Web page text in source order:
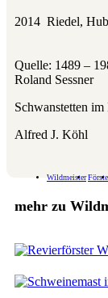
2014 Riedel,
Quelle: 1489 –
Roland Sessner
Schwanstetten
Alfred J. Köhl
Wildmeister
mehr zu